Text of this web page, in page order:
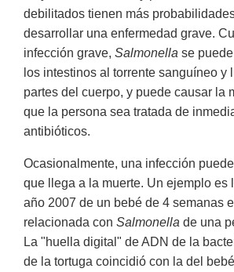
debilitados tienen más
desarrollar una enfermedad grave.
infección grave, Salmonella se
los intestinos al torrente sanguíneo y
partes del cuerpo, y puede causar la
que la persona sea tratada de
antibióticos.
Ocasionalmente, una infección
que llega a la muerte. Un ejemplo es
año 2007 de un bebé de 4 semanas
relacionada con Salmonella de una
La "huella digital" de ADN de la
de la tortuga coincidió con la del